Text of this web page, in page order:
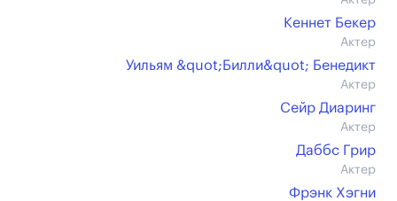
Кеннет Бекер
Актер
Уильям &quot;Билли&quot; Бенедикт
Актер
Сейр Диаринг
Актер
Даббс Грир
Актер
Фрэнк Хэгни